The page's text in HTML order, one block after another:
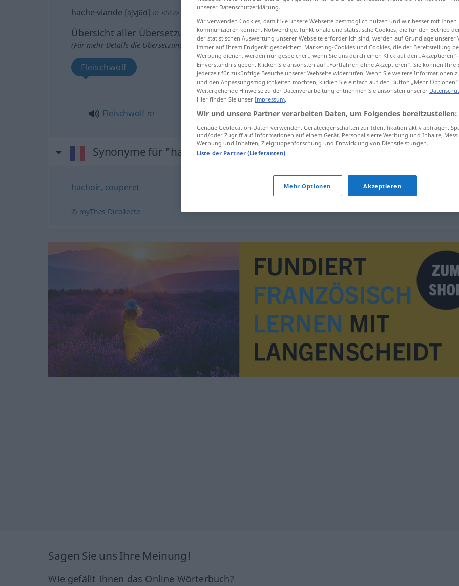
hache-viande [aʃvjɑ̃d] m <inv>
Übersicht aller Übersetzungen
(Für mehr Details die Übersetzung anklicken/antippen)
Fleischwolf
Fleischwolfm hache-viande CUIS
Synonyme für "hache-viande"
hachoir, couperet
© myThes Dicollecte
Sagen Sie uns Ihre Meinung!
Wie gefällt Ihnen das Online Wörterbuch?
unserer Datenschutzerklärung.
Wir verwenden Cookies, damit Sie unsere Webseite bestmöglich nutzen und wir besser mit Ihnen
kommunizieren können. Notwendige, funktionale und statistische Cookies, die für den Betrieb
der statistischen Auswertung unserer Webseite erforderlich sind, werden auf Grundlage unserer
immer auf Ihrem Endgerät gespeichert. Marketing-Cookies und Cookies, die der Bereitstellung
Werbung dienen, werden nur gespeichert, wenn Sie uns durch einen Klick auf den
Einverständnis geben. Klicken Sie ansonsten auf „Fortfahren ohne Akzeptieren“. Sie können
jederzeit für zukünftige Besuche unserer Webseite widerrufen. Wenn Sie weitere Informationen
und den Anpassungsmöglichkeiten möchten, klicken Sie einfach auf den Button „Mehr
Weitergehende Hinweise zu der Datenverarbeitung entnehmen Sie ansonsten unserer
Hier finden Sie unser Impressum.
Wir und unsere Partner verarbeiten Daten, um Folgendes bereitzustellen:
Genaue Geolocation-Daten verwenden. Geräteeigenschaften zur Identifikation aktiv abfragen.
und/oder Zugriff auf Informationen auf einem Gerät. Personalisierte Werbung und Inhalte,
Werbung und Inhalten, Zielgruppenforschung und Entwicklung von Dienstleistungen.
Liste der Partner (Lieferanten)
Mehr Optionen Akzeptieren